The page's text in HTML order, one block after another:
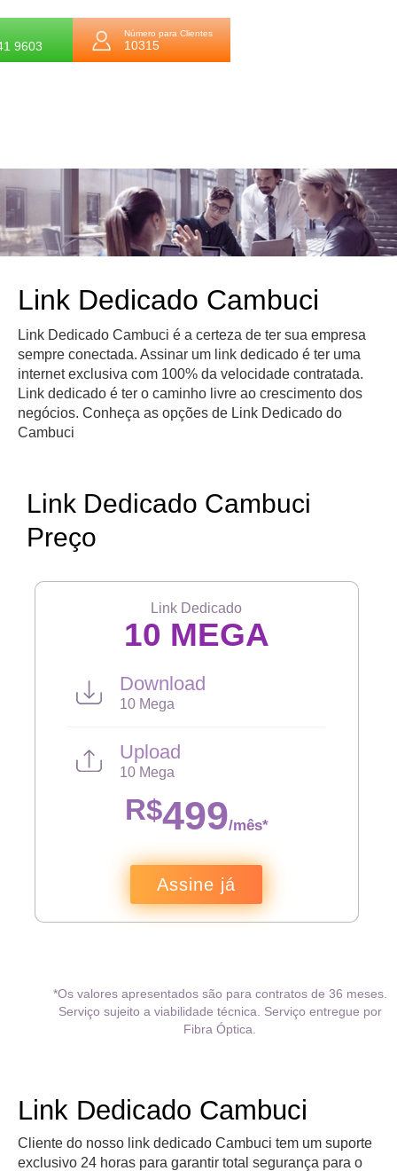
9603
Número para Clientes
10315
Link Dedicado Cambuci
Link Dedicado Cambuci é a certeza de ter sua empresa
sempre conectada. Assinar um link dedicado é ter uma
internet exclusiva com 100% da velocidade contratada.
Link dedicado é ter o caminho livre ao crescimento dos
negócios. Conheça as opções de Link Dedicado do
Cambuci
Link Dedicado Cambuci
Preço
Link Dedicado
10 MEGA
Download
10 Mega
Upload
10 Mega
R$499/mês*
Assine já
*Os valores apresentados são para contratos de 36 meses.
Serviço sujeito a viabilidade técnica. Serviço entregue por
Fibra Óptica.
Link Dedicado Cambuci
Cliente do nosso link dedicado Cambuci tem um suporte
exclusivo 24 horas para garantir total segurança para o